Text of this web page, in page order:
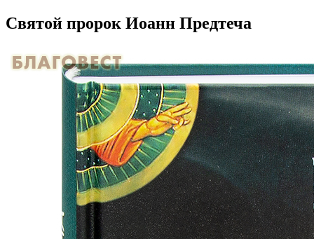
Святой пророк Иоанн Предтеча